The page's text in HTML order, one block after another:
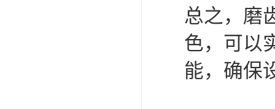
总之，磨
色，可以
能，确保